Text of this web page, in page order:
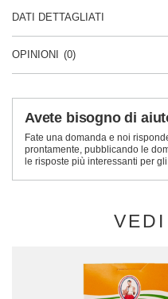
DATI DETTAGLIATI
OPINIONI (0)
Avete bisogno di
Fate una domanda e noi
prontamente, pubblicando le
le risposte più interessanti per